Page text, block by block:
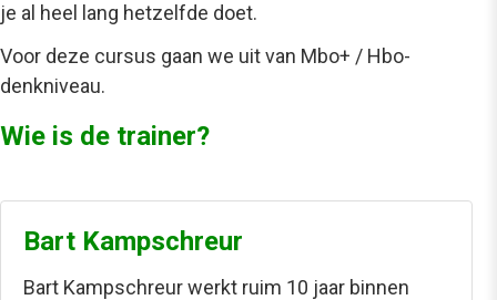
je al heel lang hetzelfde doet.
Voor deze cursus gaan we uit van Mbo+ / Hbo-
denkniveau.
Wie is de trainer?
Bart Kampschreur
Bart Kampschreur werkt ruim 10 jaar binnen